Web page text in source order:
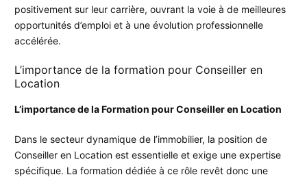
positivement sur leur carrière, ouvrant la voie à de meilleures
opportunités d’emploi et à une évolution professionnelle
accélérée.
L’importance de la formation pour Conseiller en
Location
L’importance de la Formation pour Conseiller en Location
Dans le secteur dynamique de l’immobilier, la position de
Conseiller en Location est essentielle et exige une expertise
spécifique. La formation dédiée à ce rôle revêt donc une